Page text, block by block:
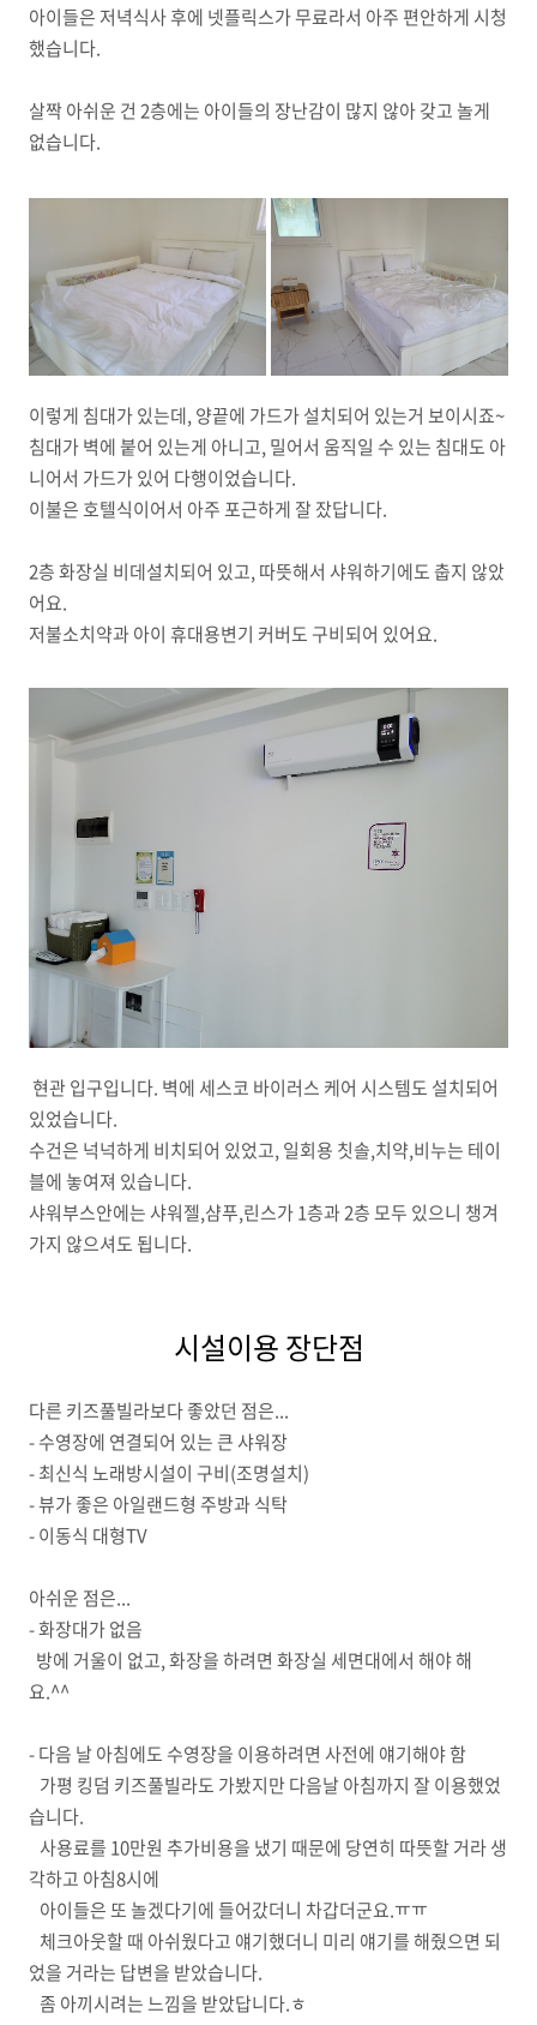
아이들은 저녁식사 후에 넷플릭스가 무료라서 아주 편안하게 시청
했습니다.
살짝 아쉬운 건 2층에는 아이들의 장난감이 많지 않아 갖고 놀게
없습니다.
이렇게 침대가 있는데, 양끝에 가드가 설치되어 있는거 보이시죠~
침대가 벽에 붙어 있는게 아니고, 밀어서 움직일 수 있는 침대도 아
니어서 가드가 있어 다행이었습니다.
이불은 호텔식이어서 아주 포근하게 잘 잤답니다.
2층 화장실 비데설치되어 있고, 따뜻해서 샤워하기에도 춥지 않았
어요.
저불소치약과 아이 휴대용변기 커버도 구비되어 있어요.
현관 입구입니다. 벽에 세스코 바이러스 케어 시스템도 설치되어
있었습니다.
수건은 넉넉하게 비치되어 있었고, 일회용 칫솔,치약,비누는 테이
블에 놓여져 있습니다.
샤워부스안에는 샤워젤,샴푸,린스가 1층과 2층 모두 있으니 챙겨
가지 않으셔도 됩니다.
시설이용 장단점
다른 키즈풀빌라보다 좋았던 점은...
- 수영장에 연결되어 있는 큰 샤워장
- 최신식 노래방시설이 구비(조명설치)
- 뷰가 좋은 아일랜드형 주방과 식탁
- 이동식 대형TV
아쉬운 점은...
- 화장대가 없음
방에 거울이 없고, 화장을 하려면 화장실 세면대에서 해야 해
요.^^
- 다음 날 아침에도 수영장을 이용하려면 사전에 얘기해야 함
가평 킹덤 키즈풀빌라도 가봤지만 다음날 아침까지 잘 이용했었
습니다.
사용료를 10만원 추가비용을 냈기 때문에 당연히 따뜻할 거라 생
각하고 아침8시에
아이들은 또 놀겠다기에 들어갔더니 차갑더군요.ㅠㅠ
체크아웃할 때 아쉬웠다고 얘기했더니 미리 얘기를 해줬으면 되
었을 거라는 답변을 받았습니다.
좀 아끼시려는 느낌을 받았답니다.ㅎ